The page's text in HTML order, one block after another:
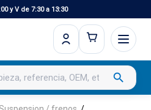
y V de 7:30 a 13:30
search